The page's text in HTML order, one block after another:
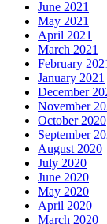
June 2021
May 2021
April 2021
March 2021
February
January 2021
December
November
October 2020
September
August 2020
July 2020
June 2020
May 2020
April 2020
March 2020